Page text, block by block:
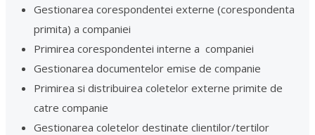
Gestionarea corespondentei externe (corespondenta
primita) a companiei
Primirea corespondentei interne a companiei
Gestionarea documentelor emise de companie
Primirea si distribuirea coletelor externe primite de
catre companie
Gestionarea coletelor destinate clientilor/tertilor